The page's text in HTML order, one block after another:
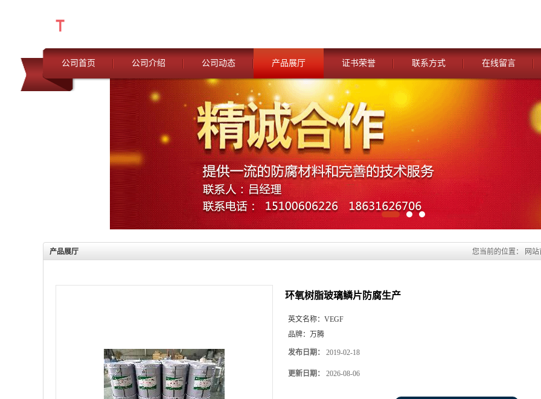
公司首页 公司介绍 公司动态 产品展厅 证书荣誉 联系方式 在线留言
产品展厅 您当前的位置： 网
环氧树脂玻璃鳞片防腐生产
英文名称： VEGF
品牌： 万腾
发布日期： 2019-02-18
更新日期： 2026-08-06